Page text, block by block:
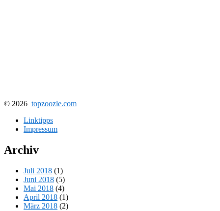
© 2026 topzoozle.com
Linktipps
Impressum
Archiv
Juli 2018 (1)
Juni 2018 (5)
Mai 2018 (4)
April 2018 (1)
März 2018 (2)